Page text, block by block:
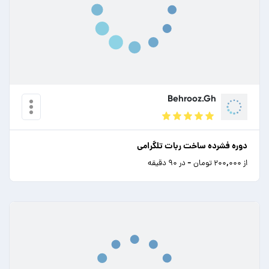
Behrooz.Gh
دوره فشرده ساخت ربات تلگرامی
از ۲۰۰,۰۰۰ تومان - در ۹۰ دقیقه